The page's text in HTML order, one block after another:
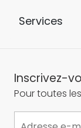
Services
Inscrivez-
Pour toutes